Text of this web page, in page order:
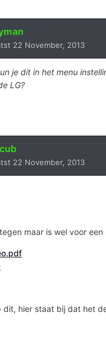
22 November, 2013
je dit in het menu
LG?
22 November, 2013
maar is wel voor een
dit, hier staat bij dat het